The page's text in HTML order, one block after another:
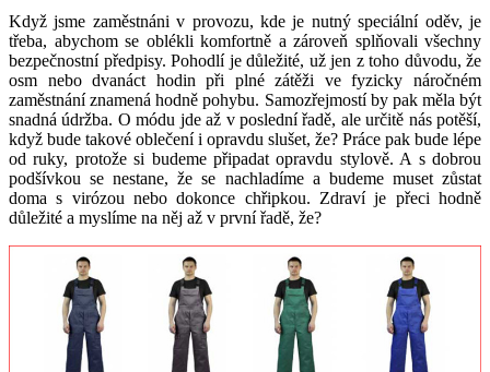
Když jsme zaměstnáni v provozu, kde je nutný speciální oděv, je
třeba, abychom se oblékli komfortně a zároveň splňovali všechny
bezpečnostní předpisy. Pohodlí je důležité, už jen z toho důvodu, že
osm nebo dvanáct hodin při plné zátěži ve fyzicky náročném
zaměstnání znamená hodně pohybu. Samozřejmostí by pak měla být
snadná údržba. O módu jde až v poslední řadě, ale určitě nás potěší,
když bude takové oblečení i opravdu slušet, že? Práce pak bude lépe
od ruky, protože si budeme připadat opravdu stylově. A s dobrou
podšívkou se nestane, že se nachladíme a budeme muset zůstat
doma s virózou nebo dokonce chřipkou. Zdraví je přeci hodně
důležité a myslíme na něj až v první řadě, že?